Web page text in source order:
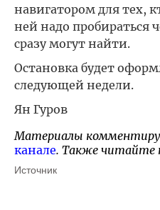
навигатором для тех,
ней надо пробираться
сразу могут найти.
Остановка будет
следующей недели.
Ян Гуров
Материалы
канале. Также читайте
Источник